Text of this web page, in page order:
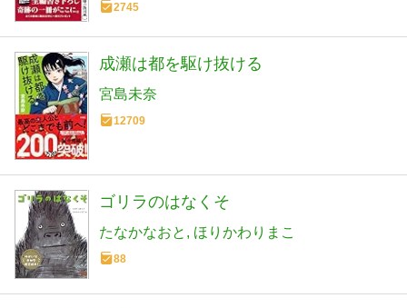
2745
成瀬は都を駆け抜ける
宮島未奈
12709
ゴリラのはなくそ
たなかなおと ほりかわりまこ
88